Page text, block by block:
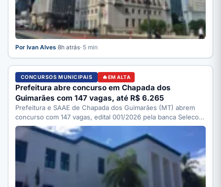
Por Ivan Alves·8h atrás· 5 min
CONCURSOS MUNICIPAIS EM ALTA
Prefeitura abre concurso em Chapada dos
Guimarães com 147 vagas, até R$ 6.265
Prefeitura e SAAE de Chapada dos Guimarães (MT) abrem
concurso com 147 vagas, edital 001/2026 pela banca Selecon.
…